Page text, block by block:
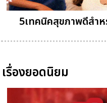
5เทคนิคสุขภาพดีสำ
เรื่องยอดนิยม